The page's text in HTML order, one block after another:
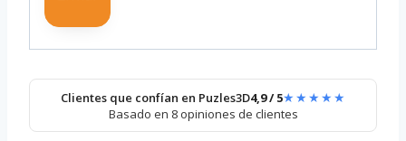
Clientes que confían en Puzles3D4,9 / 5★★★★★
Basado en 8 opiniones de clientes